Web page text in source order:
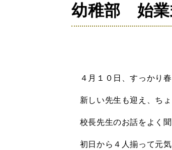
幼稚部 始業
４月１０日、すっかり春
新しい先生も迎え、ちょ
校長先生のお話をよく聞
初日から４人揃って元気